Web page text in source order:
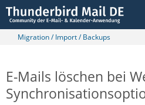
Migration / Import / Backups
E-Mails löschen bei